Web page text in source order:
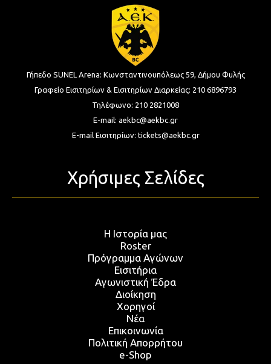
Γήπεδο SUNEL Arena: Κωνσταντινουπόλεως 59, Δήμου Φυλής
Γραφείο Εισιτηρίων & Εισιτηρίων Διαρκείας: 210 6896793
Τηλέφωνο: 210 2821008
E-mail: aekbc@aekbc.gr
E-mail Εισιτηρίων: tickets@aekbc.gr
Χρήσιμες Σελίδες
Η Ιστορία μας
Roster
Πρόγραμμα Αγώνων
Εισιτήρια
Αγωνιστική Έδρα
Διοίκηση
Χορηγοί
Νέα
Επικοινωνία
Πολιτική Απορρήτου
e-Shop